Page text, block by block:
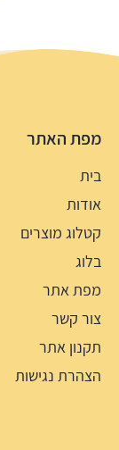
מפת האתר
בית
אודות
קטלוג מוצרים
בלוג
מפת אתר
צור קשר
תקנון אתר
הצהרת נגישות